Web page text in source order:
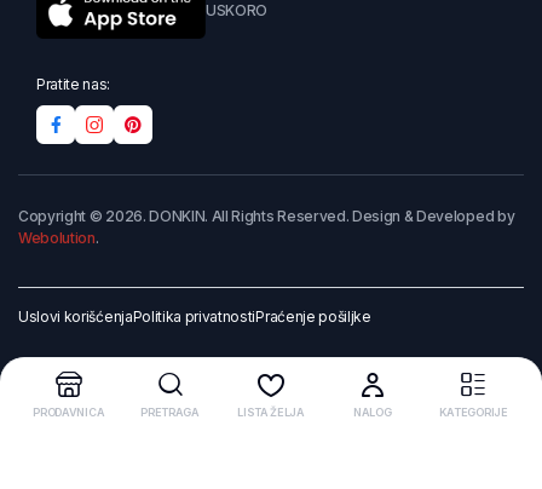
USKORO
Pratite nas:
Copyright © 2026. DONKIN. All Rights Reserved. Design & Developed by
Webolution.
Uslovi korišćenjaPolitika privatnostiPraćenje pošiljke
PRODAVNICA PRETRAGA LISTA ŽELJA NALOG KATEGORIJE